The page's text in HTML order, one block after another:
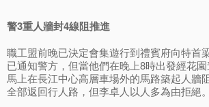
警3重人牆封4線阻推進
職工盟前晚已決定會集遊行到禮賓府向特首
已通知警方，但當他們在晚上8時出發經花
馬上在長江中心高層車場外的馬路築起人牆
全部返回行人路，但李卓人以人多為由拒絕。